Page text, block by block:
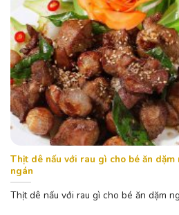
Thịt dê nấu với rau gì cho bé ăn dặm
ngán
Thịt dê nấu với rau gì cho bé ăn dặm